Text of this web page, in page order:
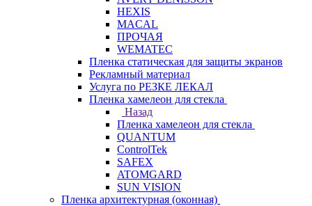
HEXIS
MACAL
ПРОЧАЯ
WEMATEC
Пленка статическая для защиты экранов
Рекламный материал
Услуга по РЕЗКЕ ЛЕКАЛ
Пленка хамелеон для стекла
Назад
Пленка хамелеон для стекла
QUANTUM
ControlTek
SAFEX
ATOMGARD
SUN VISION
Пленка архитектурная (оконная)